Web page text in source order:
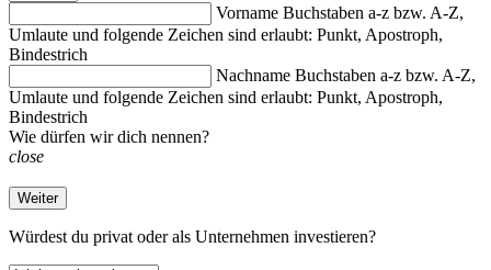
Vorname Buchstaben a-z bzw. A-Z,
Umlaute und folgende Zeichen sind erlaubt: Punkt, Apostroph,
Bindestrich
Nachname Buchstaben a-z bzw. A-Z,
Umlaute und folgende Zeichen sind erlaubt: Punkt, Apostroph,
Bindestrich
Wie dürfen wir dich nennen?
close
Weiter
Würdest du privat oder als Unternehmen investieren?